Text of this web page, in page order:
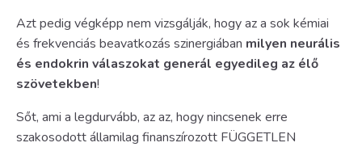
Azt pedig végképp nem vizsgálják, hogy az a sok kémiai
és frekvenciás beavatkozás szinergiában milyen neurális
és endokrin válaszokat generál egyedileg az élő
szövetekben!
Sőt, ami a legdurvább, az az, hogy nincsenek erre
szakosodott államilag finanszírozott FÜGGETLEN